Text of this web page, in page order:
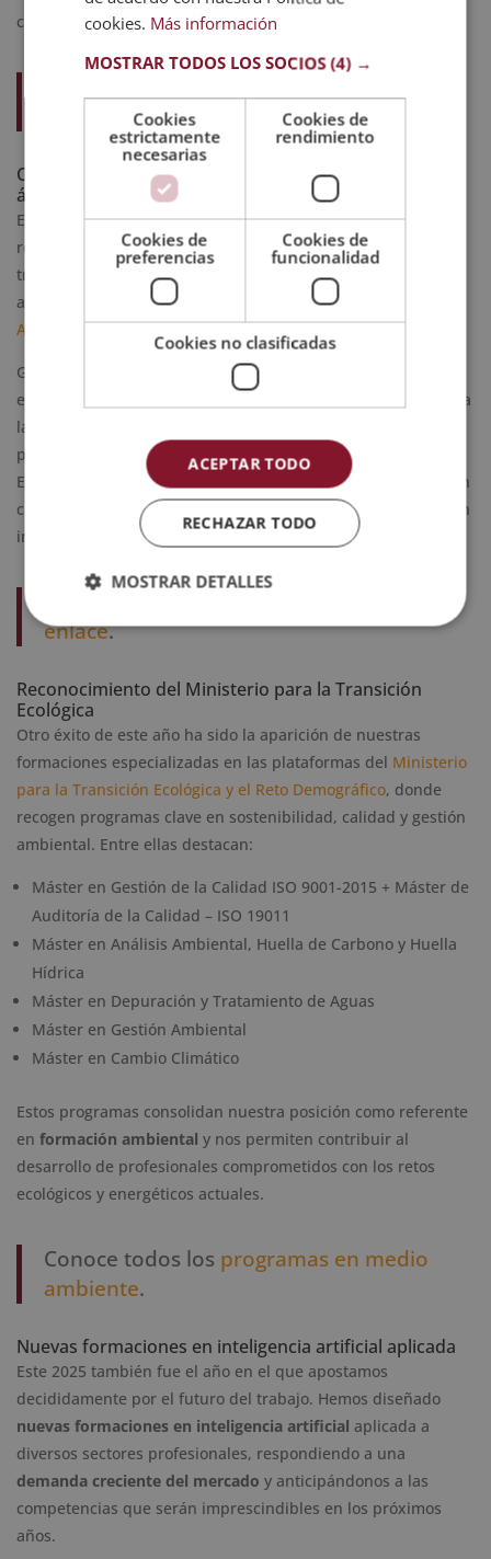
camino correcto.
encuesta en nuestra
página de Linkedin
Compromiso ambiental: Grupo Esneca apadrina 88
árboles
En línea con nuestra responsabilidad social, en 2025
reforzamos nuestro compromiso con la sostenibilidad a
través del
apadrinamiento de 88 árboles, y a la espera de
apadrinar 130 más, en colaboración con laFundación
Apadrina un Árbol.
Gracias a la participación activa de nuestros alumnos, que
eligieron estudiar en modalidad online, logramos contribuir a
la
promover un modelo educativo más responsable y ecológico.
Esta iniciativa reafirma que educación y sostenibilidad deben
caminar juntas, y que pequeñas acciones pueden generar un
impacto significativo en el planeta.
enlace.
Reconocimiento del Ministerio para la Transición
Ecológica
Otro éxito de este año ha sido la aparición de nuestras
formaciones especializadas en las plataformas del Ministerio
para la Transición Ecológica y el Reto Demográfico, donde
recogen programas clave en sostenibilidad, calidad y gestión
ambiental. Entre ellas destacan:
Máster en Gestión de la Calidad ISO 9001-2015 + Máster de
Auditoría de la Calidad – ISO 19011
Máster en Análisis Ambiental, Huella de Carbono y Huella
Hídrica
Máster en Depuración y Tratamiento de Aguas
Máster en Gestión Ambiental
Máster en Cambio Climático
Estos programas consolidan nuestra posición como referente
en formación ambiental y nos permiten contribuir al
desarrollo de profesionales comprometidos con los retos
ecológicos y energéticos actuales.
Conoce todos los programas en medio
ambiente.
Nuevas formaciones en inteligencia artificial aplicada
Este 2025 también fue el año en el que apostamos
decididamente por el futuro del trabajo. Hemos diseñado
nuevas formaciones en inteligencia artificial aplicada a
diversos sectores profesionales, respondiendo a una
demanda creciente del mercado y anticipándonos a las
competencias que serán imprescindibles en los próximos
años.
cookies. Más información
MOSTRAR TODOS LOS SOCIOS(4) →
Cookies
estrictamente
necesarias
Cookies de
rendimiento
Cookies de
preferencias
Cookies de
funcionalidad
Cookies no clasificadas
ACEPTAR TODO
RECHAZAR TODO
MOSTRAR DETALLES